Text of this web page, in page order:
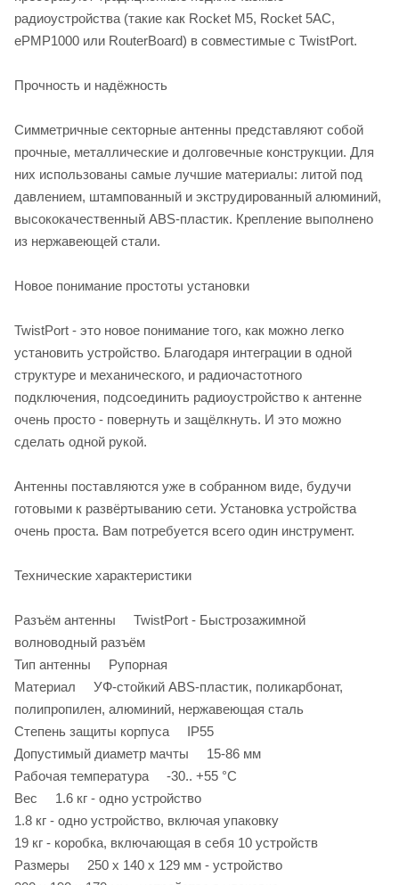
радиоустройства (такие как Rocket M5, Rocket 5AC,
ePMP1000 или RouterBoard) в совместимые с TwistPort.
Прочность и надёжность
Симметричные секторные антенны представляют собой
прочные, металлические и долговечные конструкции. Для
них использованы самые лучшие материалы: литой под
давлением, штампованный и экструдированный алюминий,
высококачественный ABS-пластик. Крепление выполнено
из нержавеющей стали.
Новое понимание простоты установки
TwistPort - это новое понимание того, как можно легко
установить устройство. Благодаря интеграции в одной
структуре и механического, и радиочастотного
подключения, подсоединить радиоустройство к антенне
очень просто - повернуть и защёлкнуть. И это можно
сделать одной рукой.
Антенны поставляются уже в собранном виде, будучи
готовыми к развёртыванию сети. Установка устройства
очень проста. Вам потребуется всего один инструмент.
Технические характеристики
Разъём антенны TwistPort - Быстрозажимной
волноводный разъём
Тип антенны Рупорная
Материал УФ-стойкий ABS-пластик, поликарбонат,
полипропилен, алюминий, нержавеющая сталь
Степень защиты корпуса IP55
Допустимый диаметр мачты 15-86 мм
Рабочая температура -30.. +55 °C
Вес 1.6 кг - одно устройство
1.8 кг - одно устройство, включая упаковку
19 кг - коробка, включающая в себя 10 устройств
Размеры 250 х 140 х 129 мм - устройство